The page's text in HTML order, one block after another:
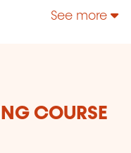
See more
COURSE